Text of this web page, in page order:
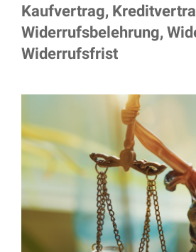
Kaufvertrag,
Widerrufsbelehrung,
Widerrufsfrist